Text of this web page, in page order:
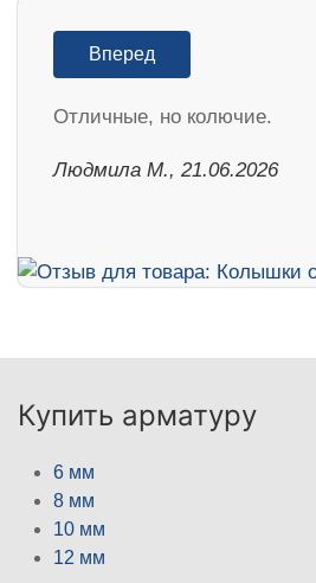
Вперед
Отличные, но колючие.
Людмила М., 21.06.2026
Купить арматуру
6 мм
8 мм
10 мм
12 мм